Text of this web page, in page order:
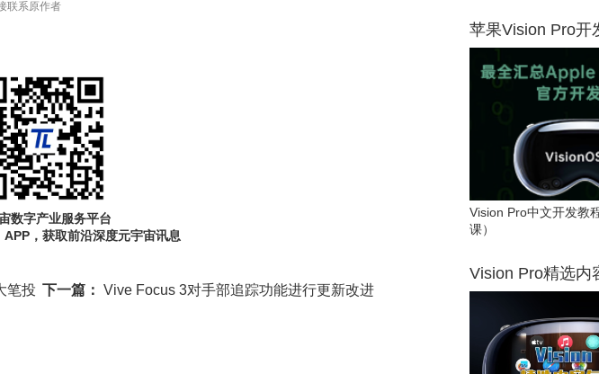
联系原作者
数字产业服务平台
，获取前沿深度元宇宙讯息
笔投 下一篇： Vive Focus 3对手部追踪功能进行更新改进
苹果Vision Pro开
Vision Pro中文开发教
课）
Vision Pro精选内